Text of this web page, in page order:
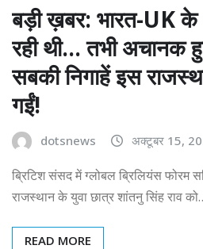
बड़ी ख़बर: भारत-UK के
रही थी… तभी अचानक
सबकी निगाहें इस
गईं!
dotsnews अक्टूबर 15,
ब्रिटिश संसद में ग्लोबल ब्रिलियंस फोरम
राजस्थान के युवा छात्र शांतनु सिंह राव
READ MORE